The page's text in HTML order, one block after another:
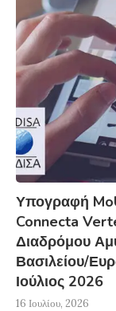
Υπογραφή
Connecta
Διαδρόμου
Βασιλείου/
Ιούλιος 2026
16 Ιουλίου, 2026